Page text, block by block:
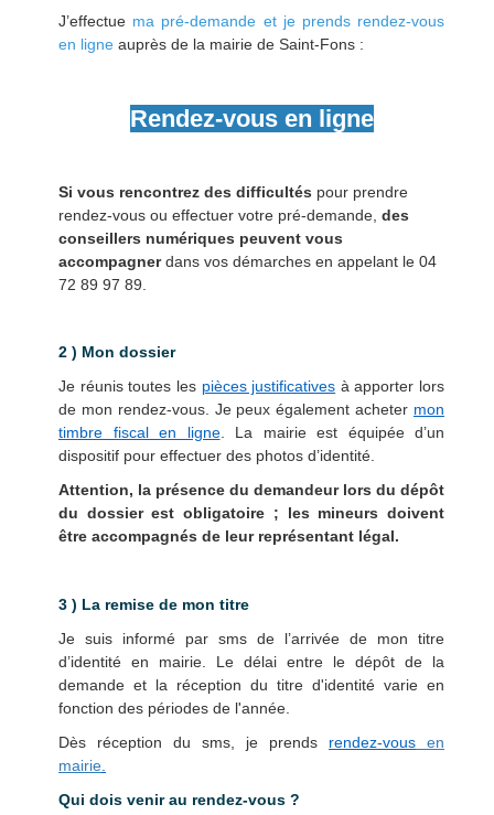
J’effectue ma pré-demande et je prends rendez-vous
en ligne auprès de la mairie de Saint-Fons :
Rendez-vous en ligne
Si vous rencontrez des difficultés pour prendre
rendez-vous ou effectuer votre pré-demande, des
conseillers numériques peuvent vous
accompagnerdans vos démarches en appelant le 04
72 89 97 89.
2 ) Mon dossier
Je réunis toutes les pièces justificatives à apporter lors
de mon rendez-vous. Je peux également acheter mon
timbre fiscal en ligne. La mairie est équipée d’un
dispositif pour effectuer des photos d’identité.
Attention, la présence du demandeur lors du dépôt
du dossier est obligatoire ; les mineurs doivent
être accompagnés de leur représentant légal.
3 ) La remise de mon titre
Je suis informé par sms de l’arrivée de mon titre
d’identité en mairie. Le délai entre le dépôt de la
demande et la réception du titre d'identité varie en
fonction des périodes de l'année.
Dès réception du sms, je prends rendez-vous en
mairie
Qui dois venir au rendez-vous ?